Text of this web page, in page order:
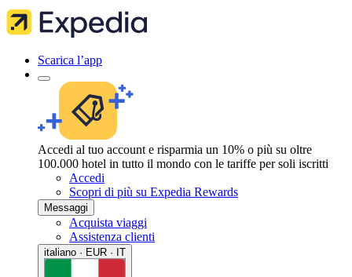
Scarica l’app
Accedi al tuo account e risparmia un 10% o più su oltre
100.000 hotel in tutto il mondo con le tariffe per soli iscritti
Accedi
Scopri di più su Expedia Rewards
Messaggi
Acquista viaggi
Assistenza clienti
italiano · EUR · IT